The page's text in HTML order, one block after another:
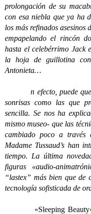
prolongación de su
con esa niebla que ya ha
los más refinados asesinos
empapelando el rincón
hasta el celebérrimo Jack
la hoja de guillotina
Antonieta…
n efecto, puede que
sonrisas como las que
sencilla. Se nos ha
mismo museo- que las
cambiado poco a través
Madame Tussaud’s han
tiempo. La última
figuras «audio-
“lastex” más bien que de
tecnología sofisticada de
«Sleeping